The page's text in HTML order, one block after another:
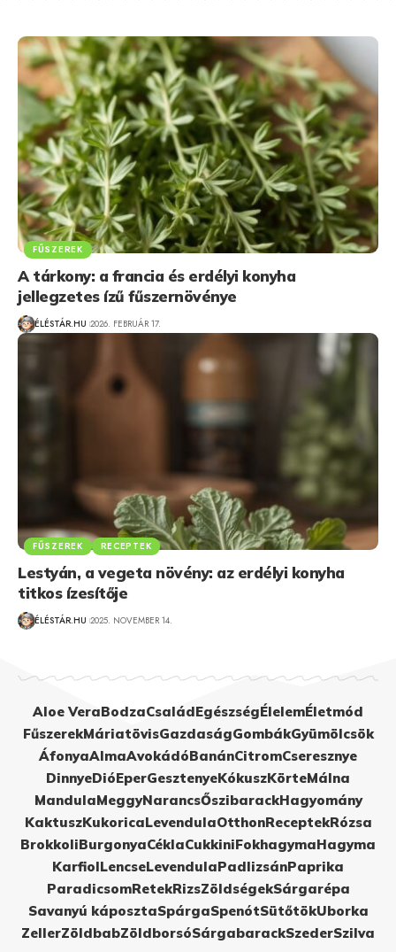
FŰSZEREK
A tárkony: a francia és erdélyi konyha
jellegzetes ízű fűszernövénye
ÉLÉSTÁR.HU 2026. FEBRUÁR 17.
FŰSZEREK RECEPTEK
Lestyán, a vegeta növény: az erdélyi konyha
titkos ízesítője
ÉLÉSTÁR.HU 2025. NOVEMBER 14.
Aloe VeraBodzaCsaládEgészségÉlelemÉletmód
FűszerekMáriatövisGazdaságGombákGyümölcsök
ÁfonyaAlmaAvokádóBanánCitromCseresznye
DinnyeDióEperGesztenyeKókuszKörteMálna
MandulaMeggyNarancsŐszibarackHagyomány
KaktuszKukoricaLevendulaOtthonReceptekRózsa
BrokkoliBurgonyaCéklaCukkiniFokhagymaHagyma
KarfiolLencseLevendulaPadlizsánPaprika
ParadicsomRetekRizsZöldségekSárgarépa
Savanyú káposztaSpárgaSpenótSütőtökUborka
ZellerZöldbabZöldborsóSárgabarackSzederSzilva